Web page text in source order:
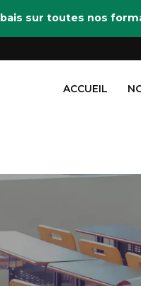
sur toutes nos
ACCUEIL